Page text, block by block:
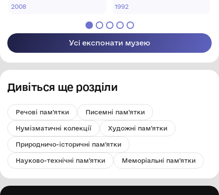
ради "Меморіальний
2008
ради "Меморіальний
1992
Усі експонати музею
Дивіться ще розділи
Речові пам'ятки Писемні пам'ятки
Нумізматичні колекції Художні пам'ятки
Природничо-історичні пам'ятки
Науково-технічні пам'ятки Меморіальні пам'ятки